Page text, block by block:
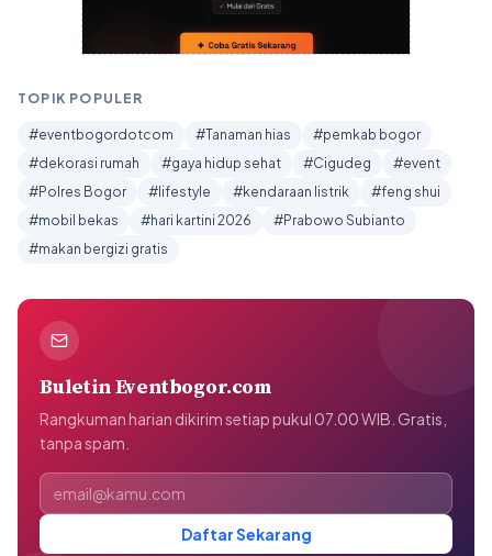
TOPIK POPULER
#eventbogordotcom #Tanaman hias
#pemkab bogor
#dekorasi rumah
#gaya hidup sehat #Cigudeg
#event
#Polres Bogor
#lifestyle #kendaraan listrik
#feng shui
#mobil bekas
#hari kartini 2026
#Prabowo Subianto
#makan bergizi gratis
Buletin Eventbogor.com
Rangkuman harian dikirim setiap pukul 07.00 WIB. Gratis,
tanpa spam.
Alamat email
Daftar Sekarang